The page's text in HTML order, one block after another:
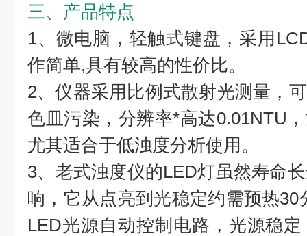
三、产品特点
1、微电脑，轻触式键盘，采用
作简单,具有较高的性价比。
2、仪器采用比例式散射光测量，
色皿污染，分辨率*高达0.01NTU
尤其适合于低浊度分析使用。
3、老式浊度仪的LED灯虽然寿命
响，它从点亮到光稳定约需预热
LED光源自动控制电路，光源稳